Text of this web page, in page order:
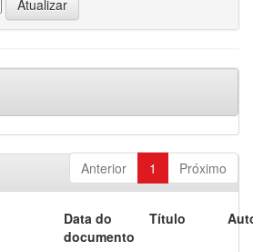
Anterior 1 Próximo
Data do
documento
Título